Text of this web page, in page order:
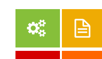
Serviços Publicações